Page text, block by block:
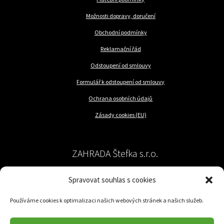
Spravovat souhlas s cookies
Používáme cookies k optimalizaci našich webových stránek a našich služeb.
Možnosti dopravy, doručení
Obchodní podmínky
Reklamační řád
Odstoupení od smlouvy
Formulář k odstoupení od smlouvy
Ochrana osobních údajů
Zásady cookies (EU)
ZAHRADA Štefka s.r.o.
779 00 Olomouc-Nedvězí